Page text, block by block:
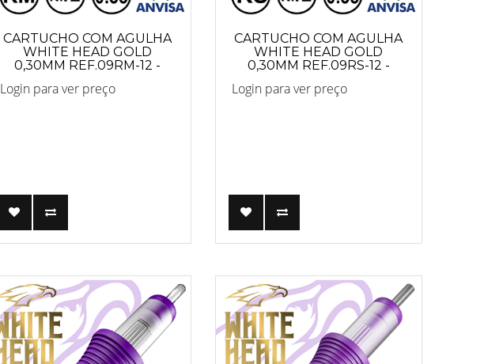
CARTUCHO COM AGULHA
WHITE HEAD GOLD
0,30MM REF.09RM-12 -
Login para ver preço
CARTUCHO COM AGULHA
WHITE HEAD GOLD
0,30MM REF.09RS-12 -
Login para ver preço